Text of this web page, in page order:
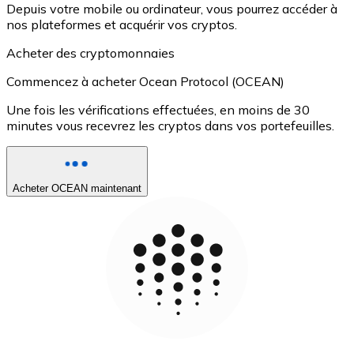
Depuis votre mobile ou ordinateur, vous pourrez accéder à
nos plateformes et acquérir vos cryptos.
Acheter des cryptomonnaies
Commencez à acheter Ocean Protocol (OCEAN)
Une fois les vérifications effectuées, en moins de 30
minutes vous recevrez les cryptos dans vos portefeuilles.
Acheter OCEAN maintenant